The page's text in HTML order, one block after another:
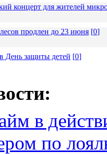
концерт для жителей
продлен до 23 июня [0]
День защиты детей [0]
в
по